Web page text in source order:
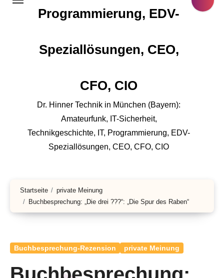
Programmierung, EDV-
Speziallösungen, CEO,
CFO, CIO
Dr. Hinner Technik in München (Bayern):
Amateurfunk, IT-Sicherheit,
Technikgeschichte, IT, Programmierung,
EDV-Speziallösungen, CEO, CFO, CIO
Startseite
private Meinung
Buchbesprechung: „Die drei ???“: „Die Spur des Raben“
Buchbesprechung-Rezension private Meinung